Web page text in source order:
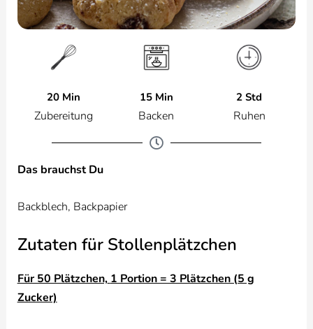
20 Min
Zubereitung
15 Min
Backen
2 Std
Ruhen
Das brauchst Du
Backblech, Backpapier
Zutaten für Stollenplätzchen
Für 50 Plätzchen, 1 Portion = 3 Plätzchen (5 g
Zucker)